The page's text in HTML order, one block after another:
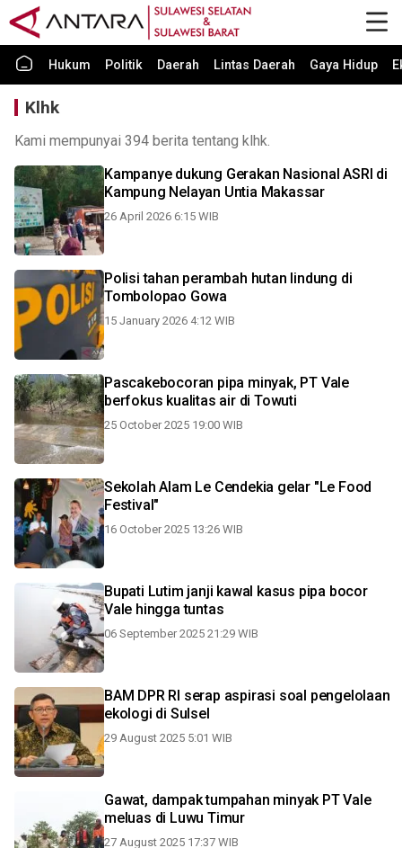
Hukum Politik Daerah Lintas Daerah Gaya Hidup
Klhk
Kami mempunyai 394 berita tentang klhk.
Kampanye dukung Gerakan Nasional ASRI di
Kampung Nelayan Untia Makassar
26 April 2026 6:15 WIB
Polisi tahan perambah hutan lindung di
Tombolopao Gowa
15 January 2026 4:12 WIB
Pascakebocoran pipa minyak, PT Vale
berfokus kualitas air di Towuti
25 October 2025 19:00 WIB
Sekolah Alam Le Cendekia gelar "Le Food
Festival"
16 October 2025 13:26 WIB
Bupati Lutim janji kawal kasus pipa bocor
Vale hingga tuntas
06 September 2025 21:29 WIB
BAM DPR RI serap aspirasi soal pengelolaan
ekologi di Sulsel
29 August 2025 5:01 WIB
Gawat, dampak tumpahan minyak PT Vale
meluas di Luwu Timur
27 August 2025 17:37 WIB